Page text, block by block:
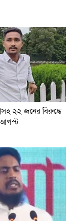
২২ জনের বিরুদ্ধে
আগস্ট